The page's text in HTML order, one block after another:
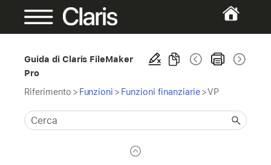
Guida di Claris FileMaker
Pro
Riferimento > Funzioni > Funzioni finanziarie >VP